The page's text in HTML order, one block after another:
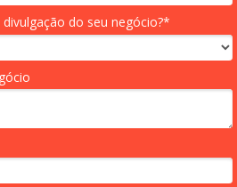
do seu negócio?*